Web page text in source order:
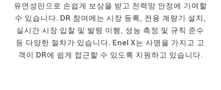
유연성만으로 손쉽게 보상을 받고 전력망 안정에 기여할
수 있습니다. DR 참여에는 시장 등록, 전용 계량기 설치,
실시간 시장 입찰 및 발령 이행, 성능 측정 및 규칙 준수
등 다양한 절차가 있습니다. Enel X는 사명을 가지고 고
객이 DR에 쉽게 접근할 수 있도록 지원하고 있습니다.